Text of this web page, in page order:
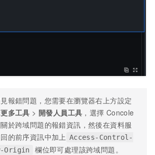
報錯問題，您需要在瀏覽器右上方設定
更多工具 > 開發人員工具 ，選擇 Concole
於跨域問題的報錯資訊，然後在資料服
的前序資訊中加上 Access-Control-
Origin
欄位即可處理該跨域問題。